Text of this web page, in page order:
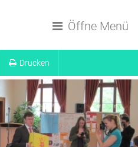
Öffne Menü
Drucken